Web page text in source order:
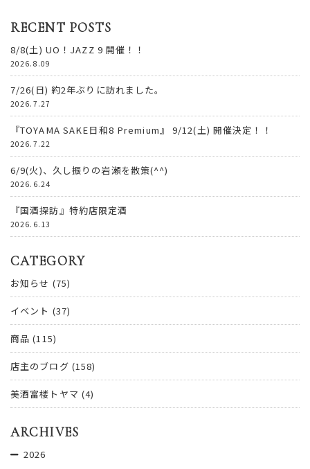
RECENT POSTS
8/8(土) UO！JAZZ 9 開催！！
2026.8.09
7/26(日) 約2年ぶりに訪れました。
2026.7.27
『TOYAMA SAKE日和8 Premium』 9/12(土) 開催決定！！
2026.7.22
6/9(火)、久し振りの岩瀬を散策(^^)
2026.6.24
『国酒探訪』特約店限定酒
2026.6.13
CATEGORY
お知らせ (75)
イベント (37)
商品 (115)
店主のブログ (158)
美酒富楼トヤマ (4)
ARCHIVES
2026